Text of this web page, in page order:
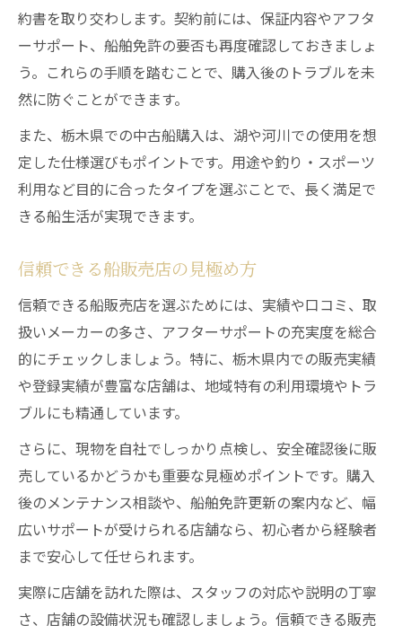
約書を取り交わします。契約前には、保証内容やアフタ
ーサポート、船舶免許の要否も再度確認しておきましょ
う。これらの手順を踏むことで、購入後のトラブルを未
然に防ぐことができます。
また、栃木県での中古船購入は、湖や河川での使用を想
定した仕様選びもポイントです。用途や釣り・スポーツ
利用など目的に合ったタイプを選ぶことで、長く満足で
きる船生活が実現できます。
信頼できる船販売店の見極め方
信頼できる船販売店を選ぶためには、実績や口コミ、取
扱いメーカーの多さ、アフターサポートの充実度を総合
的にチェックしましょう。特に、栃木県内での販売実績
や登録実績が豊富な店舗は、地域特有の利用環境やトラ
ブルにも精通しています。
さらに、現物を自社でしっかり点検し、安全確認後に販
売しているかどうかも重要な見極めポイントです。購入
後のメンテナンス相談や、船舶免許更新の案内など、幅
広いサポートが受けられる店舗なら、初心者から経験者
まで安心して任せられます。
実際に店舗を訪れた際は、スタッフの対応や説明の丁寧
さ、店舗の設備状況も確認しましょう。信頼できる販売